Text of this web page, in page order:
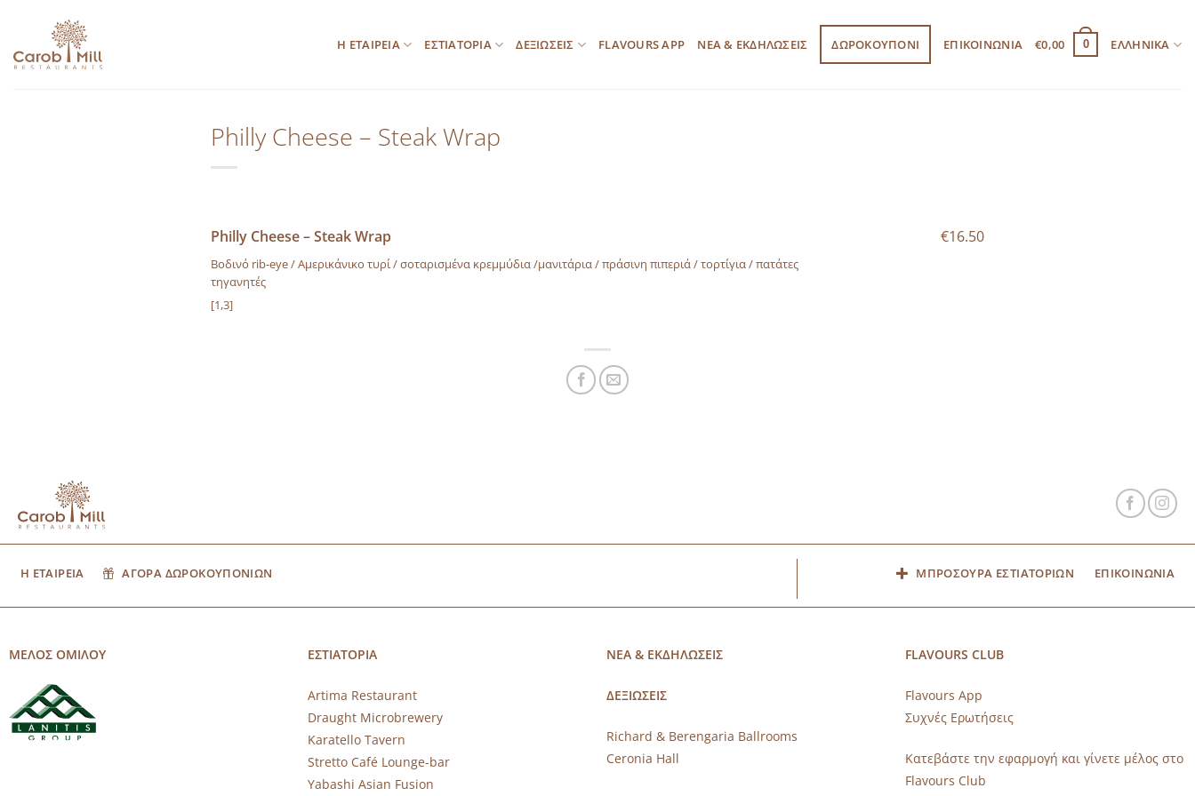
περιεχόμενο
Η ΕΤΑΙΡΕΙΑ ΕΣΤΙΑΤΟΡΙΑ ΔΕΞΙΩΣΕΙΣ FLAVOURS APP ΝΕΑ & ΕΚΔΗΛΩΣΕΙΣ ΔΩΡΟΚΟΥΠΟΝΙ ΕΠΙΚΟΙΝΩΝΙΑ €0,00 0 ΕΛΛΗΝΙΚΆ
Philly Cheese – Steak Wrap
Philly Cheese – Steak Wrap €16.50
Βοδινό rib-eye / Αμερικάνικο τυρί / σοταρισμένα κρεμμύδια /μανιτάρια / πράσινη πιπεριά / τορτίγια / πατάτες
τηγανητές
[1,3]
Η ΕΤΑΙΡΕΙΑ ΑΓΟΡΑ ΔΩΡΟΚΟΥΠΟΝΙΩΝ ΜΠΡΟΣΟΥΡΑ ΕΣΤΙΑΤΟΡΙΩΝ ΕΠΙΚΟΙΝΩΝΙΑ
ΜΕΛΟΣ ΟΜΙΛΟΥ ΕΣΤΙΑΤΟΡΙΑ
Artima Restaurant
Draught Microbrewery
Karatello Tavern
Stretto Café Lounge-bar
Yabashi Asian Fusion
ΝΕΑ & ΕΚΔΗΛΩΣΕΙΣ
ΔΕΞΙΩΣΕΙΣ
Richard & Berengaria Ballrooms
Ceronia Hall
FLAVOURS CLUB
Flavours App
Συχνές Ερωτήσεις
Κατεβάστε την εφαρμογή και γίνετε μέλος στο
Flavours Club